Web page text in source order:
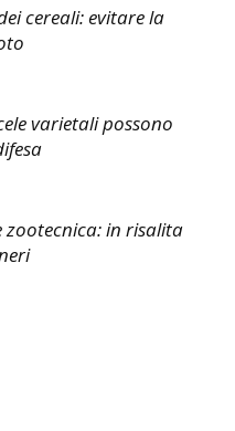
cereali: evitare la
varietali possono
zootecnica: in risalita